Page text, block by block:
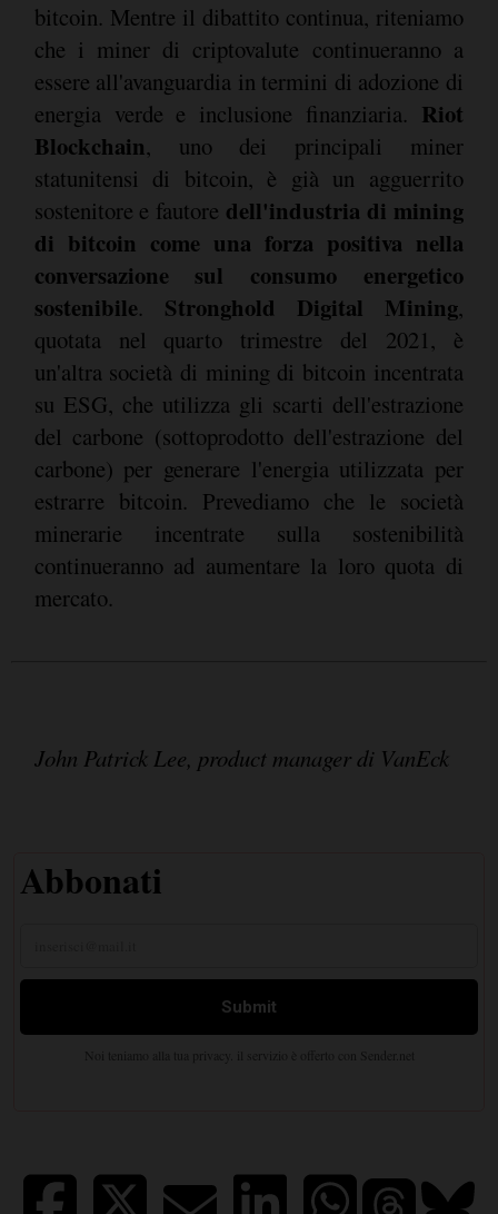
bitcoin. Mentre il dibattito continua, riteniamo
che i miner di criptovalute continueranno a
essere all'avanguardia in termini di adozione di
energia verde e inclusione finanziaria. Riot
Blockchain, uno dei principali miner
statunitensi di bitcoin, è già un agguerrito
sostenitore e fautore dell'industria di mining
di bitcoin come una forza positiva nella
conversazione sul consumo energetico
sostenibile. Stronghold Digital Mining,
quotata nel quarto trimestre del 2021, è
un'altra società di mining di bitcoin incentrata
su ESG, che utilizza gli scarti dell'estrazione
del carbone (sottoprodotto dell'estrazione del
carbone) per generare l'energia utilizzata per
estrarre bitcoin. Prevediamo che le società
minerarie incentrate sulla sostenibilità
continueranno ad aumentare la loro quota di
mercato.
John Patrick Lee, product manager di VanEck